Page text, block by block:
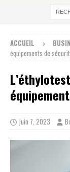
ACCUEIL
équipements de
juin 7, 2023